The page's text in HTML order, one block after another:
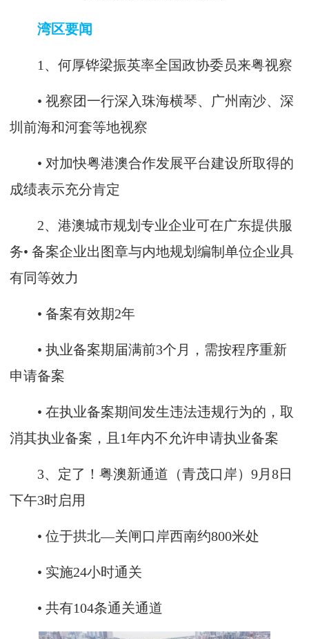
湾区要闻
1、何厚铧梁振英率全国政协委员来粤视察
• 视察团一行深入珠海横琴、广州南沙、深
圳前海和河套等地视察
• 对加快粤港澳合作发展平台建设所取得的
成绩表示充分肯定
2、港澳城市规划专业企业可在广东提供服
务• 备案企业出图章与内地规划编制单位企业具
有同等效力
• 备案有效期2年
• 执业备案期届满前3个月，需按程序重新
申请备案
• 在执业备案期间发生违法违规行为的，取
消其执业备案，且1年内不允许申请执业备案
3、定了！粤澳新通道（青茂口岸）9月8日
下午3时启用
• 位于拱北—关闸口岸西南约800米处
• 实施24小时通关
• 共有104条通关通道